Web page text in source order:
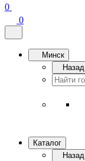
0
0
Минск
Назад
Каталог
Назад